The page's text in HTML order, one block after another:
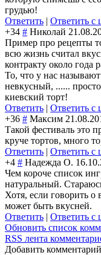
грудью!
Ответить | Ответить с
+34 # Николай
Пример про рецепты
всю жизнь считал
контракту около года
То, что у нас
невкусный, ......
киевский торт!
Ответить | Ответить с
+36 # Максим
Такой фестиваль это
круче тортов, много
Ответить | Ответить с
+4 # Надежда О.
Чем короче список
натуральный.
Хотя, если говорить
может быть вкусней.
Ответить | Ответить с
Обновить список
RSS лента
Добавить комментарий